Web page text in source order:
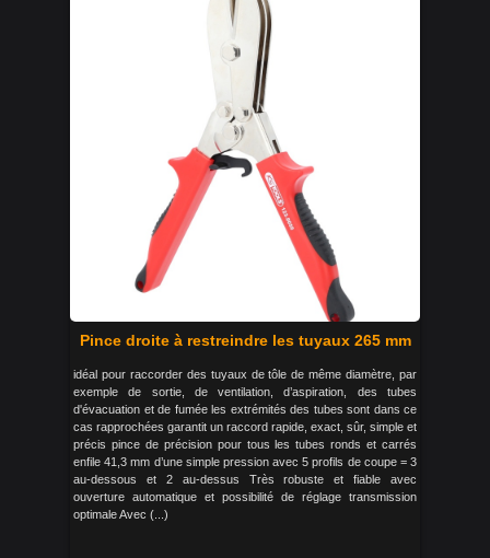
Pince droite à restreindre les tuyaux 265 mm
idéal pour raccorder des tuyaux de tôle de même diamètre, par
exemple de sortie, de ventilation, d’aspiration, des tubes
d'évacuation et de fumée les extrémités des tubes sont dans ce
cas rapprochées garantit un raccord rapide, exact, sûr, simple et
précis pince de précision pour tous les tubes ronds et carrés
enfile 41,3 mm d’une simple pression avec 5 profils de coupe = 3
au-dessous et 2 au-dessus Très robuste et fiable avec
ouverture automatique et possibilité de réglage transmission
optimale Avec (...)